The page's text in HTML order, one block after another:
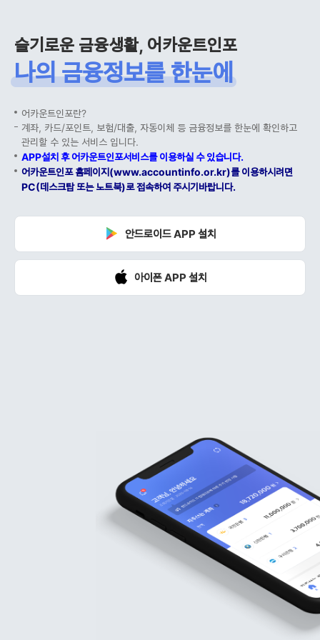
슬기로운 금융생활, 어카운트인포
나의 금융정보를 한눈에
어카운트인포란?
계좌, 카드/포인트, 보험/대출, 자동이체 등 금융정보를 한눈에 확인하고
관리할 수 있는 서비스 입니다.
APP설치 후 어카운트인포서비스를 이용하실 수 있습니다.
어카운트인포 홈페이지(www.accountinfo.or.kr)를 이용하시려면
PC(데스크탑 또는 노트북)로 접속하여 주시기바랍니다.
안드로이드 APP 설치
아이폰 APP 설치